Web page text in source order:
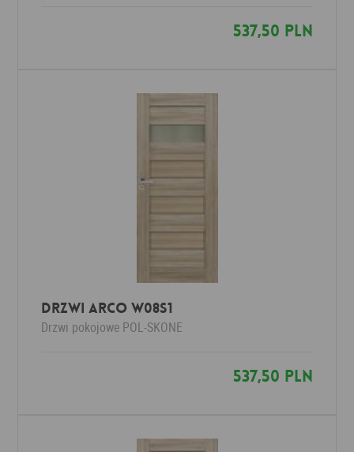
537,50 PLN
Drzwi Arco W08S1
Drzwi pokojowe POL-SKONE
537,50 PLN